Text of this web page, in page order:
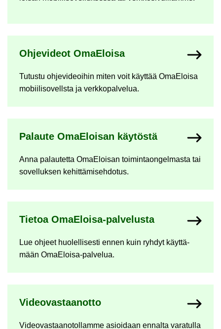
Oh­je­vi­deot OmaE­loi­sa
Tu­tus­tu oh­je­vi­deoi­hin miten voit käyt­tää OmaE­loi­sa
mo­bii­li­so­vells­ta ja verk­ko­pal­ve­lua.
Pa­lau­te OmaE­loi­san käy­tös­tä
Anna pa­lau­tet­ta OmaE­loi­san toi­min­taon­gel­mas­ta tai
so­vel­luk­sen ke­hit­tä­mi­seh­do­tus.
Tie­toa OmaEloisa-​palvelusta
Lue oh­jeet huo­lel­li­ses­ti ennen kuin ryh­dyt käyt­tä­
mään OmaEloisa-​palvelua.
Vi­deo­vas­taan­ot­to
Vi­deo­vas­taa­no­tol­lam­me asioi­daan en­nal­ta va­ra­tul­la